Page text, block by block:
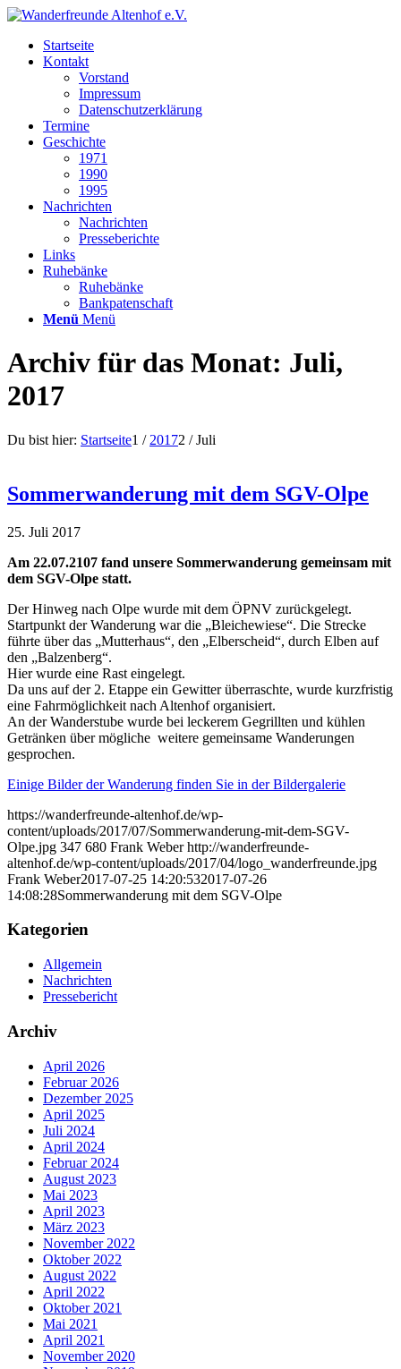
Startseite
Kontakt
Vorstand
Impressum
Datenschutzerklärung
Termine
Geschichte
1971
1990
1995
Nachrichten
Nachrichten
Presseberichte
Links
Ruhebänke
Ruhebänke
Bankpatenschaft
Menü Menü
Archiv für das Monat: Juli,
2017
Du bist hier: Startseite1 / 20172 / Juli
Sommerwanderung mit dem SGV-Olpe
25. Juli 2017
Am 22.07.2107 fand unsere Sommerwanderung gemeinsam mit
dem SGV-Olpe statt.
Der Hinweg nach Olpe wurde mit dem ÖPNV zurückgelegt.
Startpunkt der Wanderung war die „Bleichewiese“. Die Strecke
führte über das „Mutterhaus“, den „Elberscheid“, durch Elben auf
den „Balzenberg“.
Hier wurde eine Rast eingelegt.
Da uns auf der 2. Etappe ein Gewitter überraschte, wurde kurzfristig
eine Fahrmöglichkeit nach Altenhof organisiert.
An der Wanderstube wurde bei leckerem Gegrillten und kühlen
Getränken über mögliche weitere gemeinsame Wanderungen
gesprochen.
Einige Bilder der Wanderung finden Sie in der Bildergalerie
https://wanderfreunde-altenhof.de/wp-
content/uploads/2017/07/Sommerwanderung-mit-dem-SGV-
Olpe.jpg 347 680 Frank Weber http://wanderfreunde-
altenhof.de/wp-content/uploads/2017/04/logo_wanderfreunde.jpg
Frank Weber2017-07-25 14:20:532017-07-26
14:08:28Sommerwanderung mit dem SGV-Olpe
Kategorien
Allgemein
Nachrichten
Pressebericht
Archiv
April 2026
Februar 2026
Dezember 2025
April 2025
Juli 2024
April 2024
Februar 2024
August 2023
Mai 2023
April 2023
März 2023
November 2022
Oktober 2022
August 2022
April 2022
Oktober 2021
Mai 2021
April 2021
November 2020